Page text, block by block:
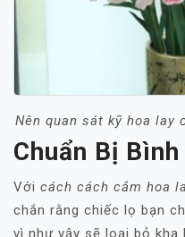
Nên quan sát kỹ hoa lay
Chuẩn Bị
Với cách cách cắm hoa
chắn rằng chiếc lọ bạn
vì như vậy sẽ loại bỏ kha